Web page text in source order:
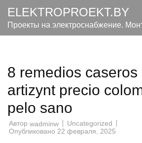
содержимому
(нажмите
ELEKTROPROEKT.BY
Проекты на электроснабжение.
8 remedios
artizynt precio
pelo sano
Автор wadminw
Uncategorized
Опубликовано 22 февраля, 2025